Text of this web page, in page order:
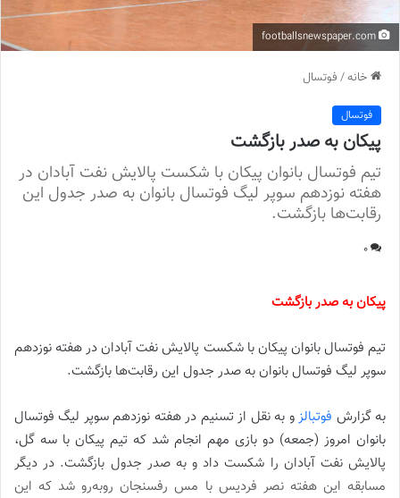
خانه/ فوتسال
فوتسال
پیکان به صدر بازگشت
تیم فوتسال بانوان پیکان با شکست پالایش نفت آبادان در
هفته نوزدهم سوپر لیگ فوتسال بانوان به صدر جدول این
رقابت‌ها بازگشت.
0
پیکان به صدر بازگشت
تیم فوتسال بانوان پیکان با شکست پالایش نفت آبادان در هفته نوزدهم
سوپر لیگ فوتسال بانوان به صدر جدول این رقابت‌ها بازگشت.
به گزارش فوتبالز و به نقل از تسنیم در هفته نوزدهم سوپر لیگ فوتسال
بانوان امروز (جمعه) دو بازی مهم انجام شد که تیم پیکان با سه گل،
پالایش نفت آبادان را شکست داد و به صدر جدول بازگشت. در دیگر
مسابقه این هفته نصر فردیس با مس رفسنجان روبه‌رو شد که این